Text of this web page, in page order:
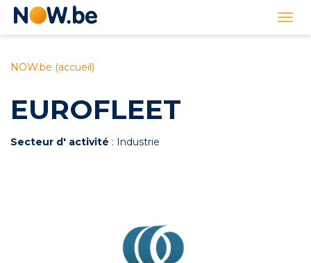
Lien
NOW.be (accueil)
EUROFLEET
Secteur d' activité : Industrie